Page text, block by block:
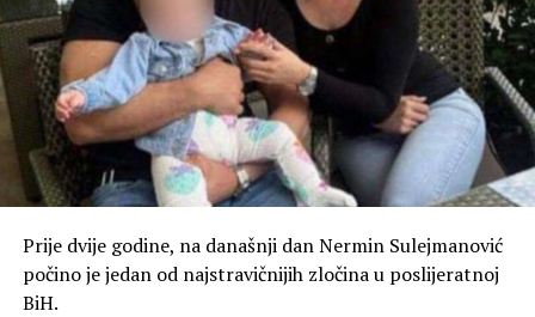
Prije dvije godine, na današnji dan Nermin Sulejmanović
počino je jedan od najstravičnijih zločina u poslijeratnoj
BiH.